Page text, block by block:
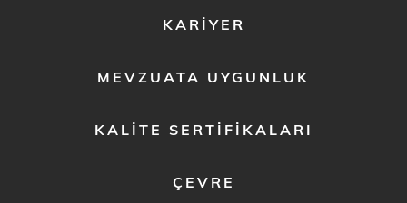
KARIYER
MEVZUATA UYGUNLUK
KALITE SERTIFIKALARI
ÇEVRE